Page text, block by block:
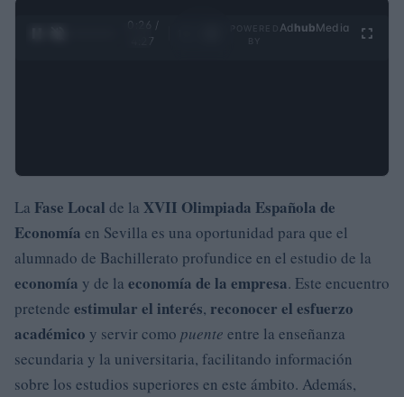
0:27 /
4:27
Ad hubMedia
La Fase Local de la XVII Olimpiada Española de
Economía en Sevilla es una oportunidad para que el
alumnado de Bachillerato profundice en el estudio de la
economía y de la economía de la empresa. Este encuentro
pretende estimular el interés, reconocer el esfuerzo
académico y servir como puente entre la enseñanza
secundaria y la universitaria, facilitando información
sobre los estudios superiores en este ámbito. Además,